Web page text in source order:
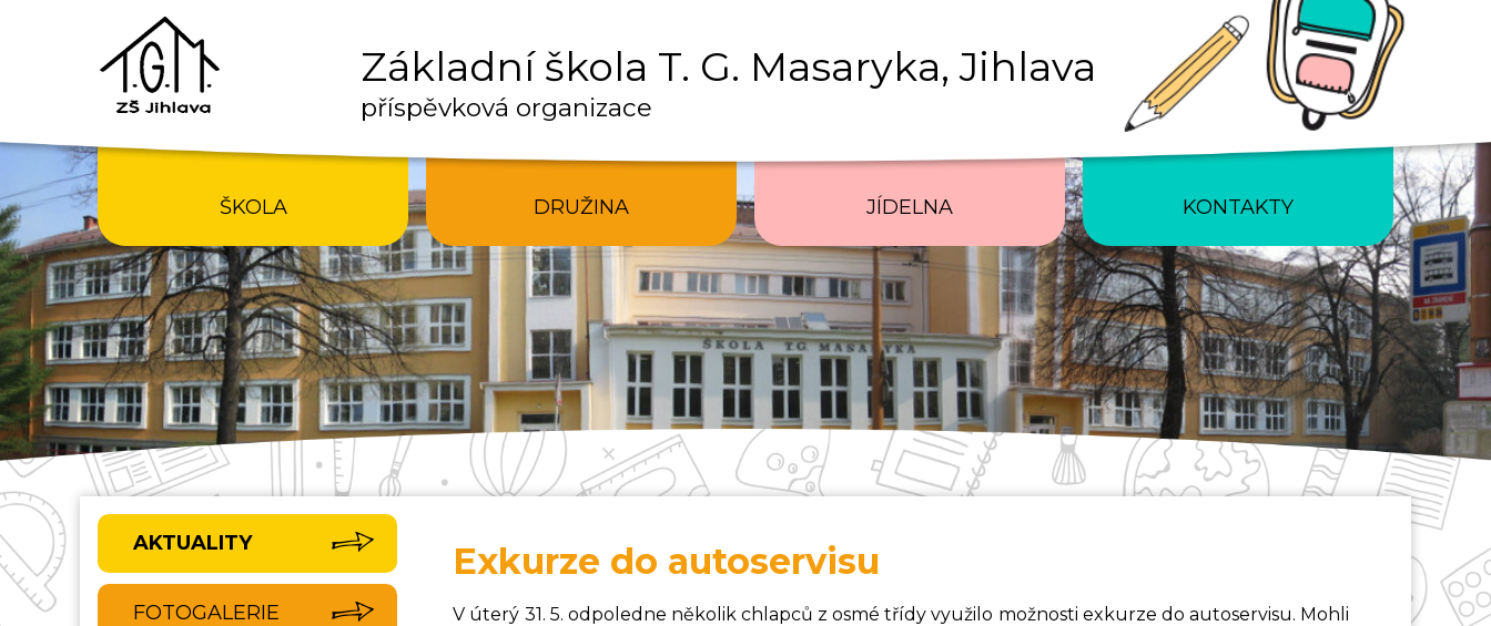
Základní škola T. G. Masaryka, Jihlava
příspěvková organizace
ŠKOLA DRUŽINA JÍDELNA KONTAKTY
Exkurze do autoservisu
V úterý 31. 5. odpoledne několik chlapců z osmé třídy využilo možnosti exkurze do autoservisu. Mohli
AKTUALITY
FOTOGALERIE